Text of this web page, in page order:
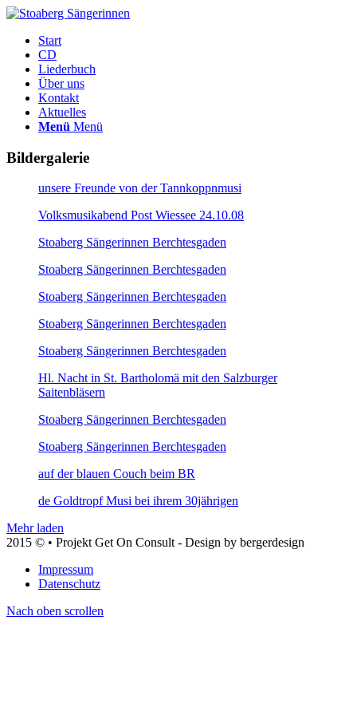
Start
CD
Liederbuch
Über uns
Kontakt
Aktuelles
Menü Menü
Bildergalerie
unsere Freunde von der Tannkoppnmusi
Volksmusikabend Post Wiessee 24.10.08
Stoaberg Sängerinnen Berchtesgaden
Stoaberg Sängerinnen Berchtesgaden
Stoaberg Sängerinnen Berchtesgaden
Stoaberg Sängerinnen Berchtesgaden
Stoaberg Sängerinnen Berchtesgaden
Hl. Nacht in St. Bartholomä mit den Salzburger
Saitenbläsern
Stoaberg Sängerinnen Berchtesgaden
Stoaberg Sängerinnen Berchtesgaden
auf der blauen Couch beim BR
de Goldtropf Musi bei ihrem 30jährigen
Mehr laden
2015 © • Projekt Get On Consult - Design by bergerdesign
Impressum
Datenschutz
Nach oben scrollen